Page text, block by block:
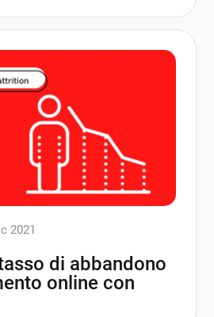
2021
di abbandono
online con